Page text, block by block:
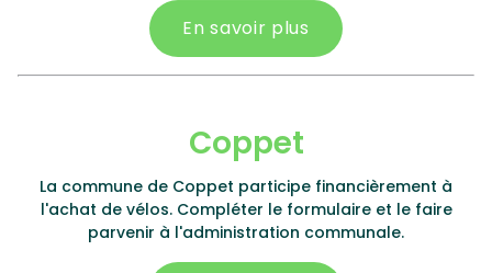
En savoir plus
Coppet
La commune de Coppet participe financièrement à
l'achat de vélos. Compléter le formulaire et le faire
parvenir à l'administration communale.